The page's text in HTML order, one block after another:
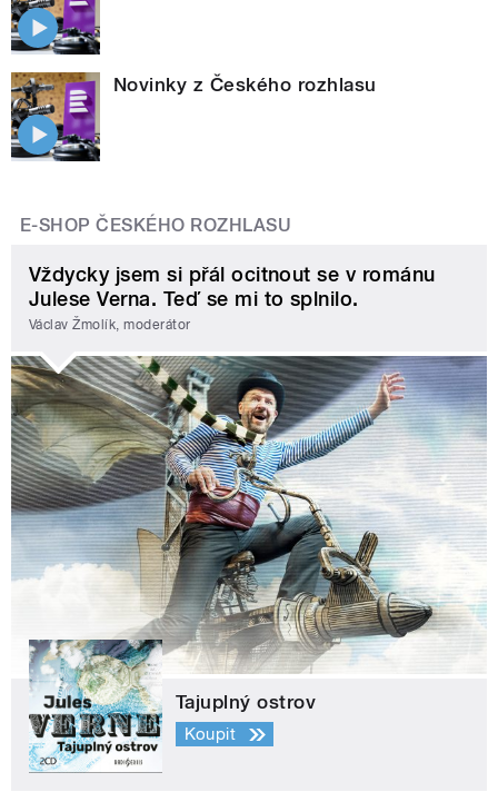
Novinky z Českého rozhlasu
E-SHOP ČESKÉHO ROZHLASU
Vždycky jsem si přál ocitnout se v románu
Julese Verna. Teď se mi to splnilo.
Václav Žmolík, moderátor
Tajuplný ostrov
Koupit